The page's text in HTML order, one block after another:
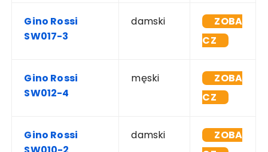
Gino Rossi
SW017-3
damski
ZOBA
CZ
Gino Rossi
SW012-4
męski
ZOBA
CZ
Gino Rossi
damski
ZOBA